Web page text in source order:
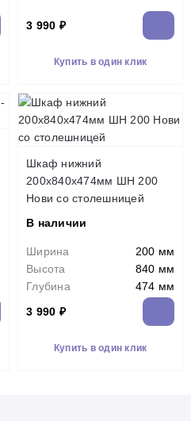
3 990 ₽
Купить в один клик
Шкаф нижний
200х840х474мм ШН 200
Нови со столешницей
В наличии
Ширина
200 мм
Высота
840 мм
Глубина
474 мм
3 990 ₽
Купить в один клик